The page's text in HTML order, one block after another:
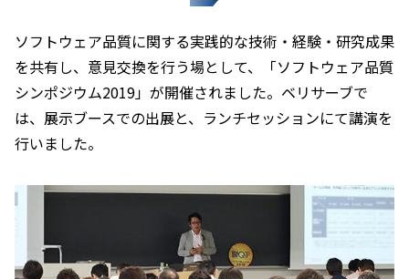
ソフトウェア品質に関する実践的な技術・経験・研究成果
を共有し、意見交換を行う場として、「ソフトウェア品質
シンポジウム2019」が開催されました。ベリサーブで
は、展示ブースでの出展と、ランチセッションにて講演を
行いました。